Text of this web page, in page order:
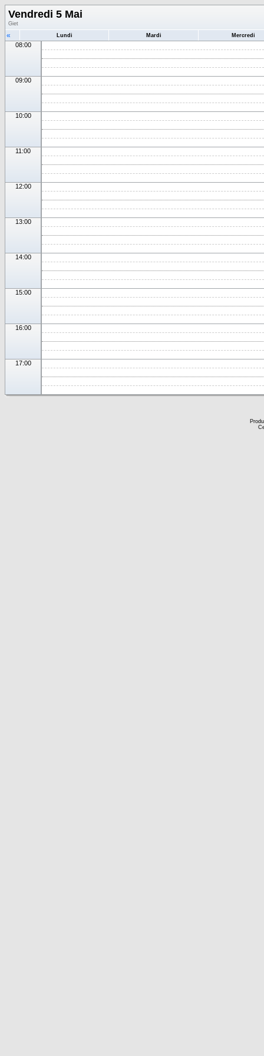
Vendredi 5 Mai
Giet
« Lundi Mardi Mercredi
08:00
09:00
10:00
11:00
12:00
13:00
14:00
15:00
16:00
17:00